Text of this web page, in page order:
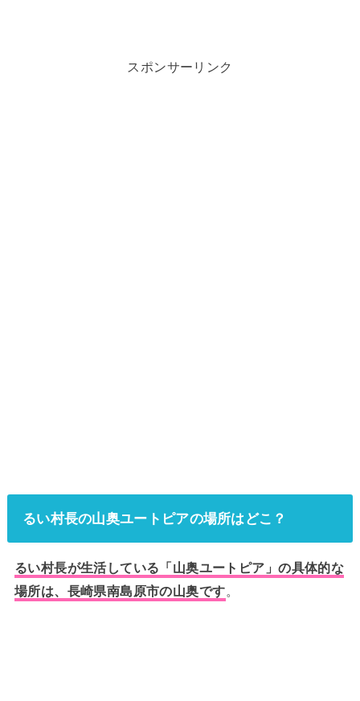
スポンサーリンク
るい村長の山奥ユートピアの場所はどこ？
るい村長が生活している「山奥ユートピア」の具体的な
場所は、長崎県南島原市の山奥です。